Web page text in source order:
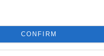
CONFIRM
buongustaio.“ — Georges Courteline